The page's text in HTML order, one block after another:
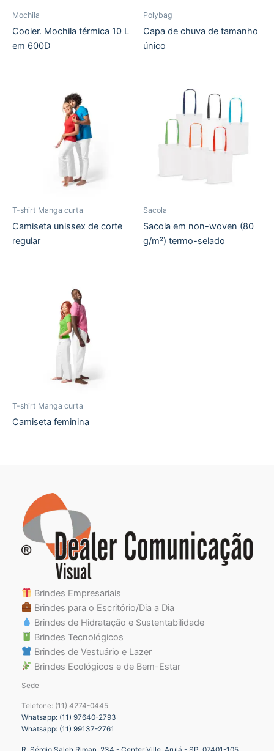
Mochila
Cooler. Mochila térmica 10 L
em 600D
Polybag
Capa de chuva de tamanho
único
T-shirt Manga curta
Camiseta unissex de corte
regular
Sacola
Sacola em non-woven (80
g/m²) termo-selado
T-shirt Manga curta
Camiseta feminina
Brindes Empresariais
Brindes para o Escritório/Dia a Dia
Brindes de Hidratação e Sustentabilidade
Brindes Tecnológicos
Brindes de Vestuário e Lazer
Brindes Ecológicos e de Bem-Estar
Sede
Telefone: (11) 4274-0445
Whatsapp: (11) 97640-2793
Whatsapp: (11) 99137-2761